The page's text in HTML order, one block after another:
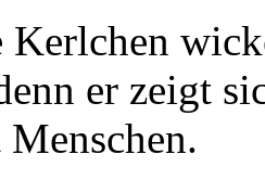
Kerlchen
er zeigt